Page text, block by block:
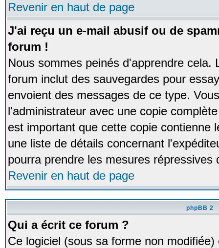
Revenir en haut de page
J'ai reçu un e-mail abusif ou de
forum !
Nous sommes peinés d'apprendre cela.
forum inclut des sauvegardes pour
envoient des messages de ce type.
l'administrateur avec une copie
est important que cette copie contienne
une liste de détails concernant
pourra prendre les mesures répressives
Revenir en haut de page
phpBB 2
Qui a écrit ce forum ?
Ce logiciel (sous sa forme non